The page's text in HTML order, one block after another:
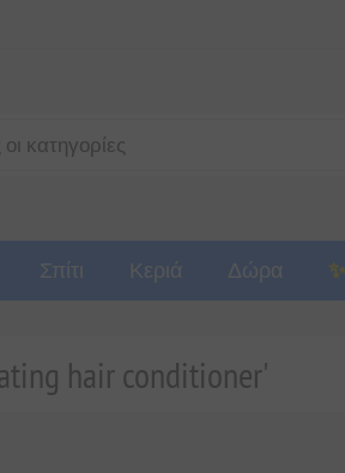
Σπίτι Κεριά Δώρα
hair conditioner'